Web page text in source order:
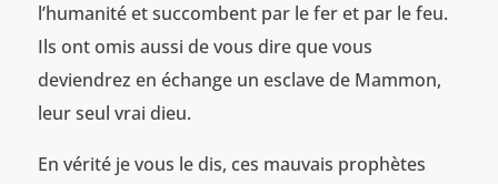
l’humanité et succombent par le fer et par le feu.
Ils ont omis aussi de vous dire que vous
deviendrez en échange un esclave de Mammon,
leur seul vrai dieu.
En vérité je vous le dis, ces mauvais prophètes